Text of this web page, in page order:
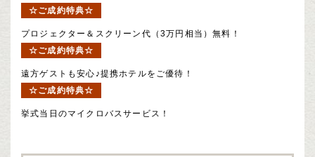
☆ご成約特典☆
プロジェクター＆スクリーン代（3万円相当）無料！
☆ご成約特典☆
遠方ゲストも安心♪提携ホテルをご優待！
☆ご成約特典☆
挙式当日のマイクロバスサービス！